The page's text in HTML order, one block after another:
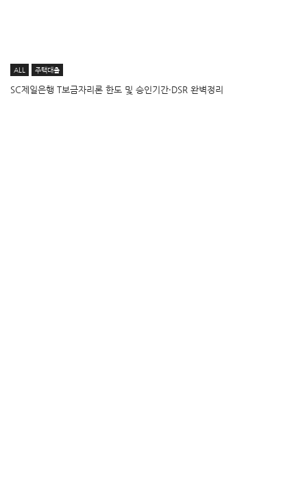
ALL 주택대출
SC제일은행 T보금자리론 한도 및 승인기간·DSR 완벽정리